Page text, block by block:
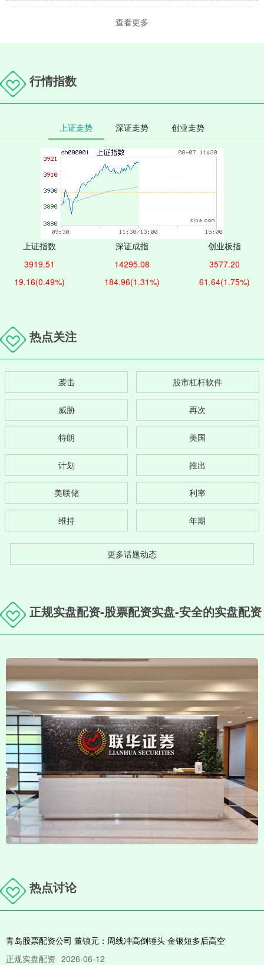
查看更多
行情指数
上证走势 深证走势 创业走势
上证指数
3919.51
19.16(0.49%)
深证成指
14295.08
184.96(1.31%)
创业板指
3577.20
61.64(1.75%)
热点关注
袭击 股市杠杆软件
威胁 再次
特朗 美国
计划 推出
美联储 利率
维持 年期
更多话题动态
正规实盘配资-股票配资实盘-安全的实盘配资
热点讨论
青岛股票配资公司 董镇元：周线冲高倒锤头 金银短多后高空
正规实盘配资 2026-06-12